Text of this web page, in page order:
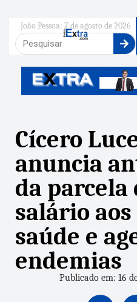
João Pessoa: 7 de agosto de 2026
Cícero
anuncia
da parcela
salário
saúde e
endemias
Publicado em: 16